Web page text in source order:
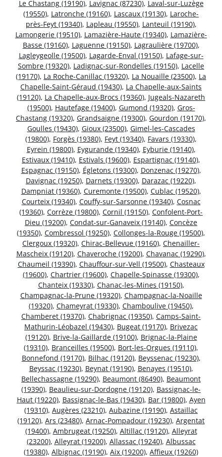
Le Chastang (19190), Lavignac (87230), Laval-sur-Luzège
(19550), Latronche (19160), Lascaux (19130), Laroche-
près-Feyt (19340), Lapleau (19550), Lanteuil (19190),
Lamongerie (19510), Lamazière-Haute (19340), Lamazière-
Basse (19160), Laguenne (19150), Lagraulière (19700),
Lagleygeolle (19500), Lagarde-Enval (19150), Lafage-sur-
Sombre (19320), Ladignac-sur-Rondelles (19150), Lacelle
(19170), La Roche-Canillac (19320), La Nouaille (23500), La
Chapelle-Saint-Géraud (19430), La Chapelle-aux-Saints
(19120), La Chapelle-aux-Brocs (19360), Jugeals-Nazareth
(19500), Hautefage (19400), Gumond (19320), Gros-
Chastang (19320), Grandsaigne (19300), Gourdon (19170),
Goulles (19430), Gioux (23500), Gimel-les-Cascades
(19800), Forgès (19380), Feyt (19340), Favars (19330),
Eyrein (19800), Eygurande (19340), Eyburie (19140),
Estivaux (19410), Estivals (19600), Espartignac (19140),
Espagnac (19150), Égletons (19300), Donzenac (19270),
Davignac (19250), Darnets (19300), Darazac (19220),
Dampniat (19360), Curemonte (19500), Cublac (19520),
Courteix (19340), Couffy-sur-Sarsonne (19340), Cosnac
(19360), Corrèze (19800), Cornil (19150), Confolent-Port-
Dieu (19200), Condat-sur-Ganaveix (19140), Concèze
(19350), Combressol (19250), Collonges-la-Rouge (19500),
Clergoux (19320), Chirac-Bellevue (19160), Chenailler-
Mascheix (19120), Chaveroche (19200), Chavanac (19290),
Chaumeil (19390), Chauffour-sur-Vell (19500), Chasteaux
(19600), Chartrier (19600), Chapelle-Spinasse (19300),
Chanteix (19330), Chanac-les-Mines (19150),
Champagnac-la-Prune (19320), Champagnac-la-Noaille
(19320), Chameyrat (19330), Chamboulive (19450),
Chamberet (19370), Chabrignac (19350), Camps-Saint-
Mathurin-Léobazel (19430), Bugeat (19170), Brivezac
(19120), Brive-la-Gaillarde (19100), Brignac-la-Plaine
(19310), Branceilles (19500), Bort-les-Orgues (19110),
Bonnefond (19170), Bilhac (19120), Beyssenac (19230),
Beyssac (19230), Beynat (19190), Benayes (19510),
Bellechassagne (19290), Beaumont (86490), Beaumont
(19390), Beaulieu-sur-Dordogne (19120), Bassignac-le-
Haut (19220), Bassignac-le-Bas (19430), Bar (19800), Ayen
(19310), Augères (23210), Aubazine (19190), Astaillac
(19120), Ars (23480), Arnac-Pompadour (19230), Argentat
(19400), Ambrugeat (19250), Altillac (19120), Alleyrat
(23200), Alleyrat (19200), Allassac (19240), Albussac
(19380), Albignac (19190), Aix (19200), Affieux (19260)